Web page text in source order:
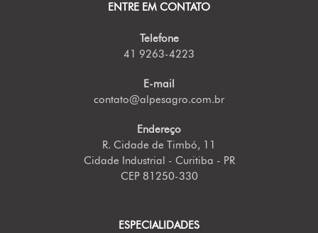
ENTRE EM CONTATO
Telefone
41 9263-4223
E-mail
contato@alpesagro.com.br
Endereço
R. Cidade de Timbó, 11
Cidade Industrial - Curitiba - PR
CEP 81250-330
ESPECIALIDADES